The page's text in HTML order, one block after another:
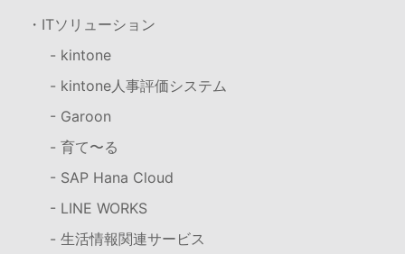
・ITソリューション
- kintone
- kintone人事評価システム
- Garoon
- 育て〜る
- SAP Hana Cloud
- LINE WORKS
- 生活情報関連サービス